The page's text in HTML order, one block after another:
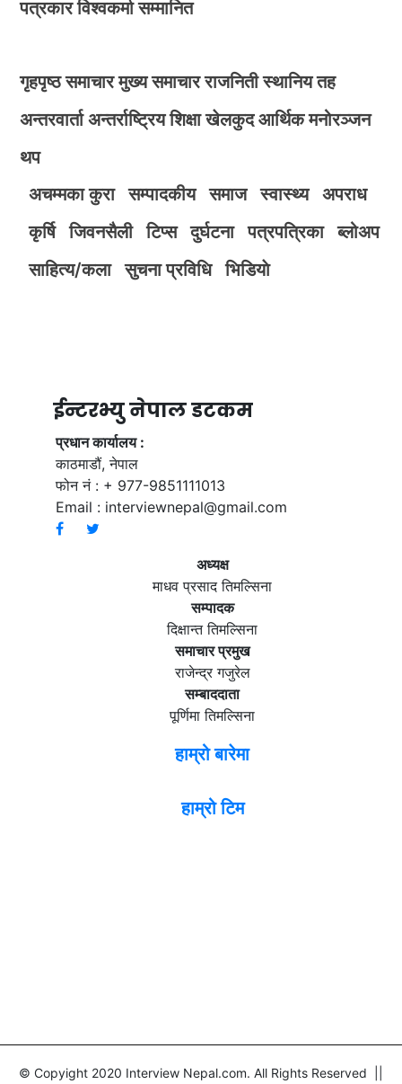
पत्रकार विश्वकर्मा सम्मानित
गृहपृष्ठ समाचार मुख्य समाचार राजनिती स्थानिय तह
अन्तरवार्ता अन्तर्राष्ट्रिय शिक्षा खेलकुद आर्थिक मनोरञ्जन
थप
अचम्मका कुरा
सम्पादकीय समाज स्वास्थ्य
अपराध
कृर्षि
जिवनसैली टिप्स दुर्घटना पत्रपत्रिका
ब्लोअप
साहित्य/कला
सुचना प्रविधि भिडियाे
ईन्टरभ्यु नेपाल डटकम
प्रधान कार्यालय :
काठमाडौं, नेपाल
फोन नं : + 977-9851111013
Email : interviewnepal@gmail.com
अध्यक्ष
माधव प्रसाद तिमल्सिना
सम्पादक
दिक्षान्त तिमल्सिना
समाचार प्रमुख
राजेन्द्र गजुरेल
सम्बाददाता
पूर्णिमा तिमल्सिना
हाम्रो बारेमा
हाम्रो टिम
© Copyight 2020 Interview Nepal.com. All Rights Reserved ||